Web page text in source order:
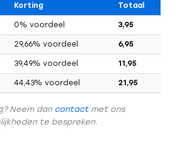
Korting Totaal
0% voordeel 3,95
29,66% voordeel 6,95
39,49% voordeel 11,95
44,43% voordeel 21,95
Neem dan contactmet ons
te bespreken.